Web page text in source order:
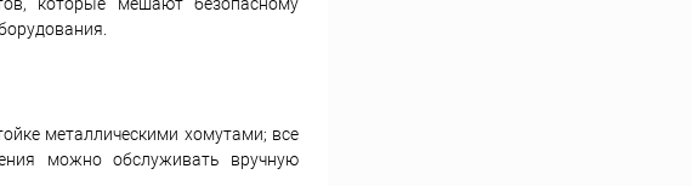
которые мешают безопасному
металлическими хомутами; все
можно обслуживать вручную